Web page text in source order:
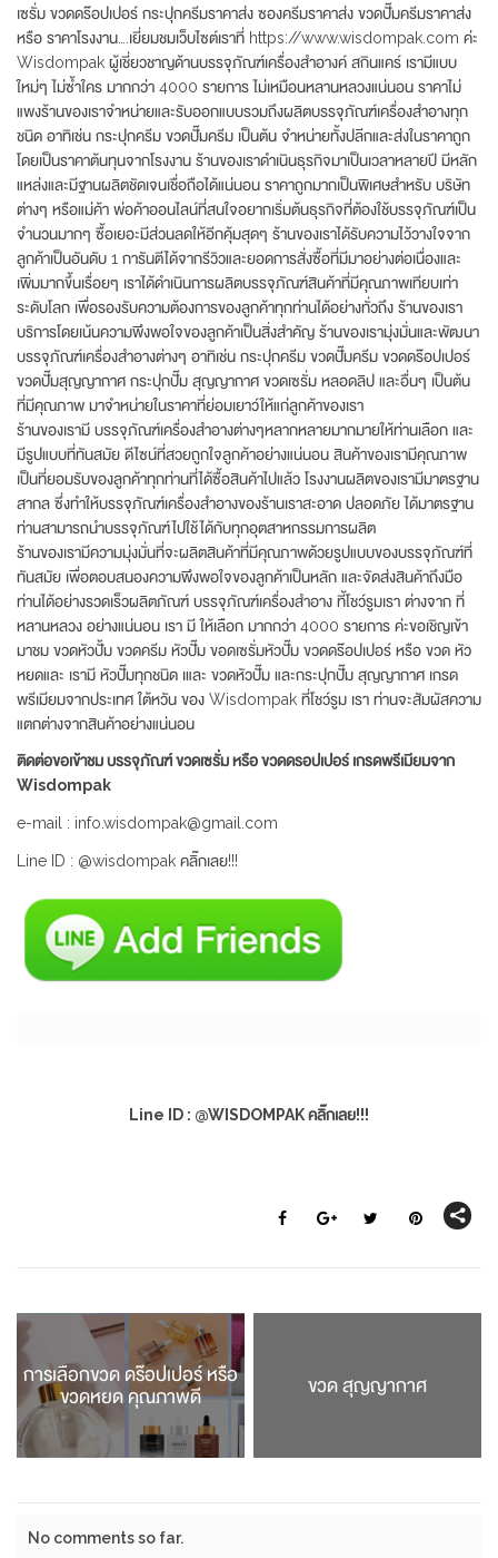
เซรั่ม ขวดดร๊อปเปอร์ กระปุกครีมราคาส่ง ซองครีมราคาส่ง ขวดปั๊มครีมราคาส่ง
หรือ ราคาโรงงาน….เยี่ยมชมเว็บไซต์เราที่ https://www.wisdompak.com ค่ะ
Wisdompak ผู้เชี่ยวชาญด้านบรรจุภัณฑ์เครื่องสำอางค์ สกินแคร์ เรามีแบบ
ใหม่ๆ ไม่ซ้ำใคร มากกว่า 4000 รายการ ไม่เหมือนหลานหลวงแน่นอน ราคาไม่
แพงร้านของเราจำหน่ายและรับออกแบบรวมถึงผลิตบรรจุภัณฑ์เครื่องสำอางทุก
ชนิด อาทิเช่น กระปุกครีม ขวดปั๊มครีม เป็นต้น จำหน่ายทั้งปลีกและส่งในราคาถูก
โดยเป็นราคาต้นทุนจากโรงงาน ร้านของเราดำเนินธุรกิจมาเป็นเวลาหลายปี มีหลัก
แหล่งและมีฐานผลิตชัดเจนเชื่อถือได้แน่นอน ราคาถูกมากเป็นพิเศษสำหรับ บริษัท
ต่างๆ หรือแม่ค้า พ่อค้าออนไลน์ที่สนใจอยากเริ่มต้นธุรกิจที่ต้องใช้บรรจุภัณฑ์เป็น
จำนวนมากๆ ซื้อเยอะมีส่วนลดให้อีกคุ้มสุดๆ ร้านของเราได้รับความไว้วางใจจาก
ลูกค้าเป็นอันดับ 1 การันตีได้จากรีวิวและยอดการสั่งซื้อที่มีมาอย่างต่อเนื่องและ
เพิ่มมากขึ้นเรื่อยๆ เราได้ดำเนินการผลิตบรรจุภัณฑ์สินค้าที่มีคุณภาพเทียบเท่า
ระดับโลก เพื่อรองรับความต้องการของลูกค้าทุกท่านได้อย่างทั่วถึง ร้านของเรา
บริการโดยเน้นความพึงพอใจของลูกค้าเป็นสิ่งสำคัญ ร้านของเรามุ่งมั่นและพัฒนา
บรรจุภัณฑ์เครื่องสำอางต่างๆ อาทิเช่น กระปุกครีม ขวดปั๊มครีม ขวดดร๊อปเปอร์
ขวดปั๊มสุญญากาศ กระปุกปั๊ม สุญญากาศ ขวดเซรั่ม หลอดลิป และอื่นๆ เป็นต้น
ที่มีคุณภาพ มาจำหน่ายในราคาที่ย่อมเยาว์ให้แก่ลูกค้าของเรา
ร้านของเรามี บรรจุภัณฑ์เครื่องสำอางต่างๆหลากหลายมากมายให้ท่านเลือก และ
มีรูปแบบที่ทันสมัย ดีไซน์ที่สวยถูกใจลูกค้าอย่างแน่นอน สินค้าของเรามีคุณภาพ
เป็นที่ยอมรับของลูกค้าทุกท่านที่ได้ซื้อสินค้าไปแล้ว โรงงานผลิตของเรามีมาตรฐาน
สากล ซึ่งทำให้บรรจุภัณฑ์เครื่องสำอางของร้านเราสะอาด ปลอดภัย ได้มาตรฐาน
ท่านสามารถนำบรรจุภัณฑ์ไปใช้ได้กับทุกอุตสาหกรรมการผลิต
ร้านของเรามีความมุ่งมั่นที่จะผลิตสินค้าที่มีคุณภาพด้วยรูปแบบของบรรจุภัณฑ์ที่
ทันสมัย เพื่อตอบสนองความพึงพอใจของลูกค้าเป็นหลัก และจัดส่งสินค้าถึงมือ
ท่านได้อย่างรวดเร็วผลิตภัณฑ์ บรรจุภัณฑ์เครื่องสำอาง ที้โชว์รูมเรา ต่างจาก ที่
หลานหลวง อย่างแน่นอน เรา มี ให้เลือก มากกว่า 4000 รายการ ค่ะขอเชิญเข้า
มาชม ขวดหัวปั้ม ขวดครีม หัวปั๊ม ขอดเซรั่มหัวปั๊ม ขวดดร๊อปเปอร์ หรือ ขวด หัว
หยดและ เรามี หัวปั๊มทุกชนิด เและ ขวดหัวปั๊ม และกระปุกปั๊ม สุญญากาศ เกรด
พรีเมียมจากประเทศ ใต้หวัน ของ Wisdompak ที่โชว์รูม เรา ท่านจะสัมผัสความ
แตกต่างจากสินค้าอย่างแน่นอน
ติดต่อขอเข้าชม บรรจุภัณฑ์ ขวดเซรั่ม หรือ ขวดดรอปเปอร์ เกรดพรีเมียมจาก
Wisdompak
e-mail : info.wisdompak@gmail.com
Line ID : @wisdompak คลิ๊กเลย!!!
Line ID : @WISDOMPAK คลิ๊กเลย!!!
ขวด สุญญากาศ
การเลือกขวด ดร๊อปเปอร์ หรือ
ขวดหยด คุณภาพดี
No comments so far.